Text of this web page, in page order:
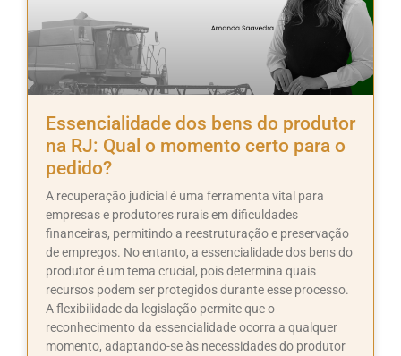
Essencialidade dos bens do produtor
na RJ: Qual o momento certo para o
pedido?
A recuperação judicial é uma ferramenta vital para
empresas e produtores rurais em dificuldades
financeiras, permitindo a reestruturação e preservação
de empregos. No entanto, a essencialidade dos bens do
produtor é um tema crucial, pois determina quais
recursos podem ser protegidos durante esse processo.
A flexibilidade da legislação permite que o
reconhecimento da essencialidade ocorra a qualquer
momento, adaptando-se às necessidades do produtor